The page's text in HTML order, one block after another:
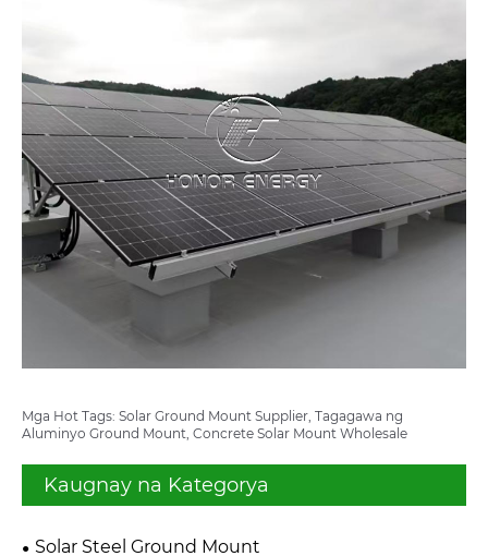
Mga Hot Tags: Solar Ground Mount Supplier, Tagagawa ng
Aluminyo Ground Mount, Concrete Solar Mount Wholesale
Kaugnay na Kategorya
Solar Steel Ground Mount